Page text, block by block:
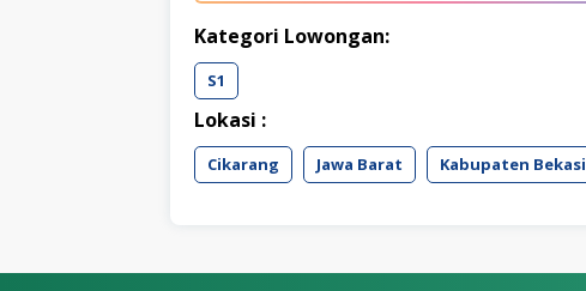
Kategori Lowongan:
S1
Lokasi :
Cikarang Jawa Barat Kabupaten Bekasi